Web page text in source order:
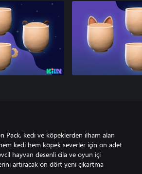
Pack, kedi ve köpeklerden ilham alan
hem kedi hem köpek severler için on adet
hayvan desenli cila ve oyun içi
artıracak on dört yeni çıkartma